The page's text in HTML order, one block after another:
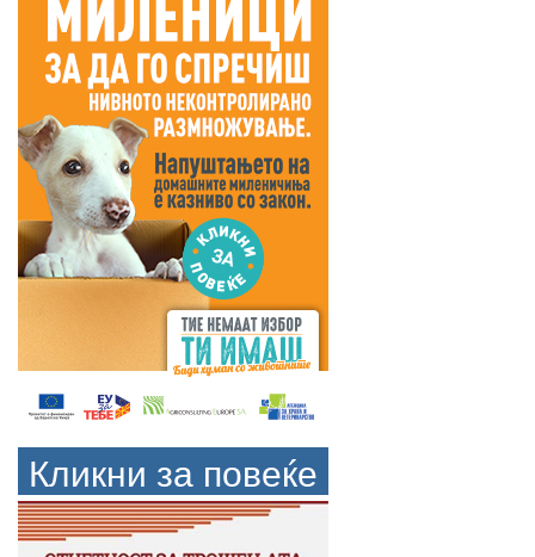
Кликни за повеќе